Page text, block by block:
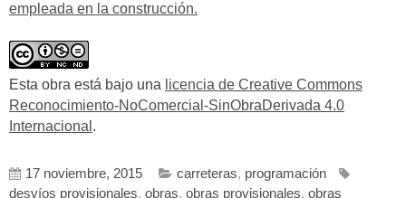
empleada en la construcción.
Esta obra está bajo una licencia de Creative Commons
Reconocimiento-NoComercial-SinObraDerivada 4.0
Internacional .
17 noviembre, 2015 carreteras, programación
desvíos provisionales, obras, obras provisionales, obras